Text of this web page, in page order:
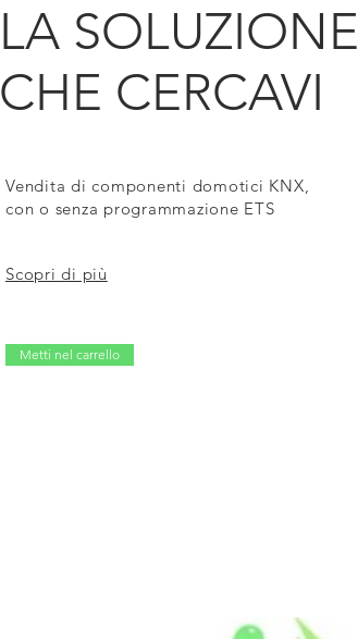
Vendita di componenti domotici KNX,
con o senza programmazione ETS
Metti nel carrello
Scopri di più
LA SOLUZIONE
CHE CERCAVI